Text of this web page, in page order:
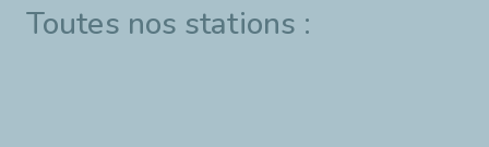
Toutes nos stations :